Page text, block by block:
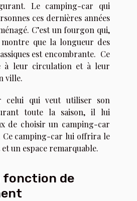
Le camping-car qui
ces dernières années
C’est un fourgon qui,
montre que la longueur des
est encombrante. Ce
à leur circulation et à leur
ville.
celui qui veut utiliser son
toute la saison, il lui
de choisir un camping-car
Ce camping-car lui offrira le
un espace remarquable.
fonction de